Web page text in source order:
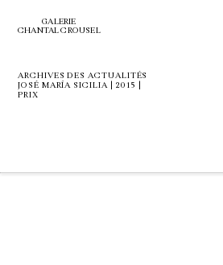
GALERIE
CHANTAL CROUSEL
ARCHIVES DES ACTUALITÉS
JOSÉ MARÍA SICILIA | 2015 |
PRIX